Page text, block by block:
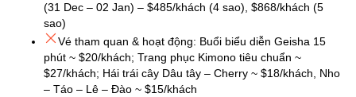
(31 Dec – 02 Jan) – $485/khách (4 sao), $868/khách (5
sao)
Vé tham quan & hoạt động: Buổi biểu diễn Geisha 15
phút ~ $20/khách; Trang phục Kimono tiêu chuẩn ~
$27/khách; Hái trái cây Dâu tây – Cherry ~ $18/khách, Nho
– Táo – Lê – Đào ~ $15/khách